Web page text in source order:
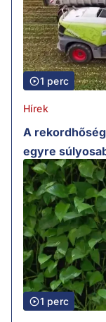
1 perc
Hírek
A
egyre
1 perc